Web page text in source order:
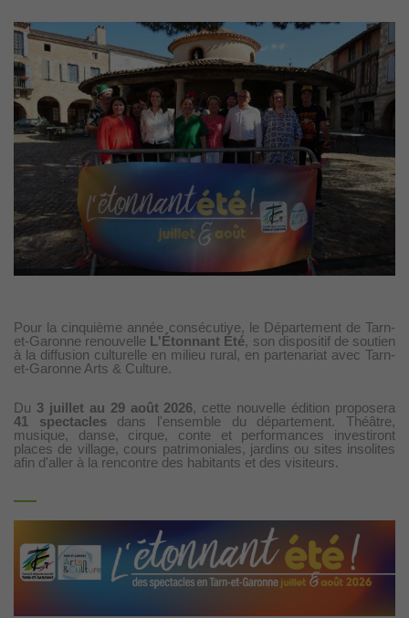
Pour la cinquième année consécutive, le Département de Tarn-
et-Garonne renouvelle L'Étonnant Été, son dispositif de soutien
à la diffusion culturelle en milieu rural, en partenariat avec Tarn-
et-Garonne Arts & Culture.
Du 3 juillet au 29 août 2026, cette nouvelle édition proposera
41 spectaclesdans l'ensemble du département. Théâtre,
musique, danse, cirque, conte et performances investiront
places de village, cours patrimoniales, jardins ou sites insolites
afin d'aller à la rencontre des habitants et des visiteurs.